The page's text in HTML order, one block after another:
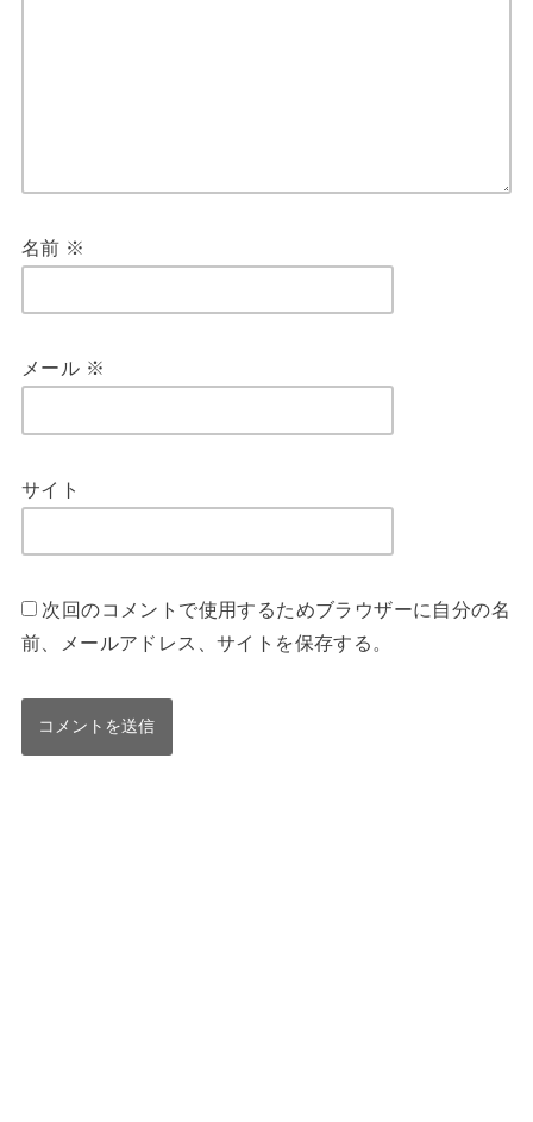
名前 ※
メール ※
サイト
次回のコメントで使用するためブラウザーに自分の名
前、メールアドレス、サイトを保存する。